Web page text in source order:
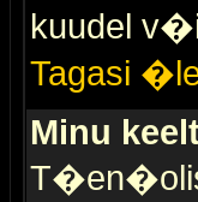
kuudel
Tagasi
Minu